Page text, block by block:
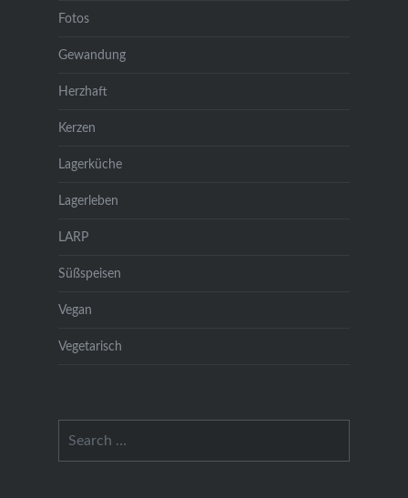
Fotos
Gewandung
Herzhaft
Kerzen
Lagerküche
Lagerleben
LARP
Süßspeisen
Vegan
Vegetarisch